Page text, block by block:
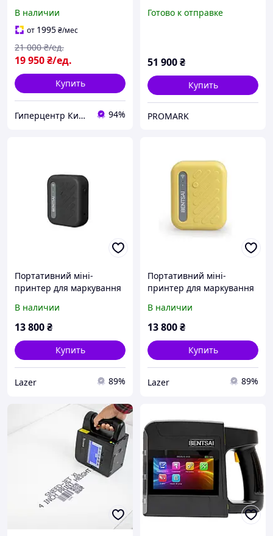
В наличии
от 1995₴/мес
19 950₴/ед.
21 000 ₴/ед.
Купить
Гиперцентр Киев — профессиональное оборудование для ресторанов, магазинов и складов 94%
B45
Готово к отправке
51 900₴
Купить
PROMARK
Портативний міні-
принтер для маркування
В наличии
13 800₴
Купить
Lazer 89%
Портативний міні-
принтер для маркування
В наличии
13 800₴
Купить
Lazer 89%